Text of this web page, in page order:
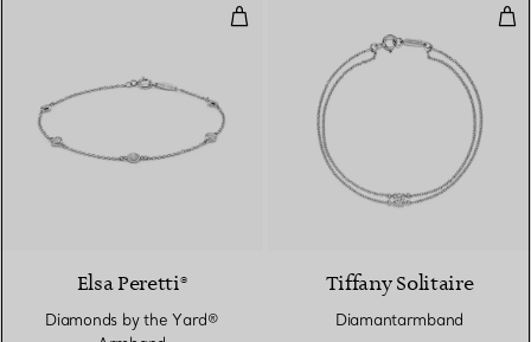
Diamonds by the Yard®
Elsa Peretti®
Diamonds by the Yard®
Tiffany Solitaire
Diamantarmband